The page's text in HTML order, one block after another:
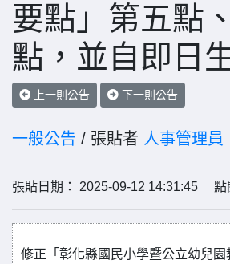
要點」第五點
點，並自即日
上一則公告 下一則公告
一般公告 / 張貼者 人事管理員
張貼日期： 2025-09-12 14:31:45 點
修正「彰化縣國民小學暨公立幼兒園